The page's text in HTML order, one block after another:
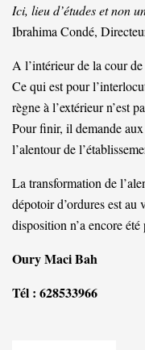
Ici, lieu d’études et non
Ibrahima Condé,
A l’intérieur de la cour
Ce qui est pour
règne à l’extérieur n’est
Pour finir, il demande aux
l’alentour de
La transformation de
dépotoir d’ordures est au
disposition n’a encore
Oury Maci Bah
Tél : 628533966